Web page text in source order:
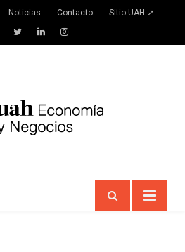
Noticias Contacto Sitio UAH ↗
TwitterLinkedInInstagram